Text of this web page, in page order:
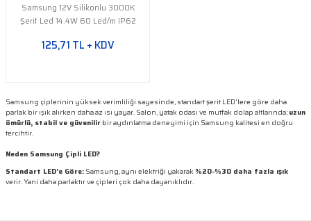
Samsung 12V Silikonlu 3000K
Şerit Led 14.4W 60 Led/m IP62
125,71 TL + KDV
Samsung çiplerinin yüksek verimliliği sayesinde, standart şerit LED'lere göre daha
parlak bir ışık alırken daha az ısı yayar. Salon, yatak odası ve mutfak dolap altlarında;uzun
ömürlü, stabil ve güvenilirbir aydınlatma deneyimi için Samsung kalitesi en doğru
tercihtir.
Neden Samsung Çipli LED?
Standart LED'e Göre:Samsung, aynı elektriği yakarak %20-%30 daha fazla ışık
verir. Yani daha parlaktır ve çipleri çok daha dayanıklıdır.